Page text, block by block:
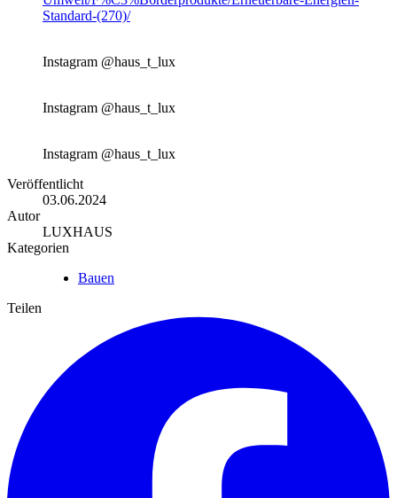
Standard-(270)/
Instagram @haus_t_lux
Instagram @haus_t_lux
Instagram @haus_t_lux
Veröffentlicht
03.06.2024
Autor
LUXHAUS
Kategorien
Bauen
Teilen